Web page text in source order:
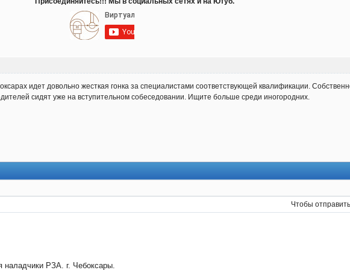
идет довольно жесткая гонка за специалистами соответствующей квалификации.
сидят уже на вступительном собеседовании. Ищите больше среди иногородних.
Чтобы
наладчики РЗА. г. Чебоксары.